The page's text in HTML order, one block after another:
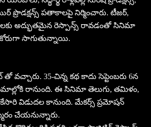
ప్రొడక్షన్స్ పతాకాలపై నిర్మించారు. టీజర్,
అద్భుతమైన రెస్పాన్స్ రావడంతో సినిమా
జోరుగా సాగుతున్నాయి.
వచ్చారు. 35-చిన్న కథ కాదు సెప్టెంబరు 6న
రానుంది. ఈ సినిమా తెలుగు, తమిళం,
విడుదల కానుంది. మేకర్స్ ప్రమోషన్
చేయనున్నారు.